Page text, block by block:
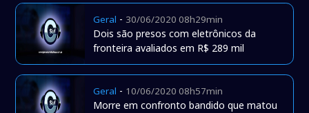
Geral - 30/06/2020 08h29min
Dois são presos com eletrônicos da
fronteira avaliados em R$ 289 mil
Geral - 10/06/2020 08h57min
Morre em confronto bandido que matou